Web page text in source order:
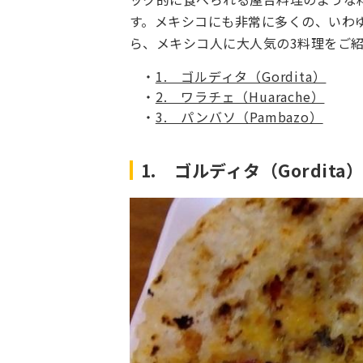
す。メキシコにも非常に多くの、い
ら、メキシコ人に大人気の3料理をご
1. ゴルディタ（Gordita）
2. ワラチェ（Huarache）
3. パンバソ（Pambazo）
1. ゴルディタ（Gordita）